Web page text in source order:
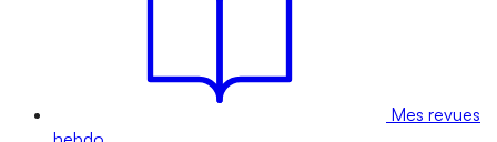
Mes revues